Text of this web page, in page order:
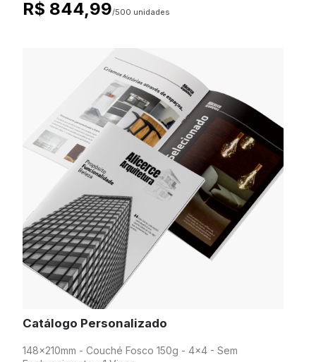
R$ 844,99/500 unidades
Catálogo Personalizado
148x210mm - Couché Fosco 150g - 4x4 - Sem